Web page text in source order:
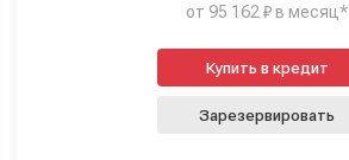
от 95 162 ₽ в месяц*
Купить в кредит
Зарезервировать